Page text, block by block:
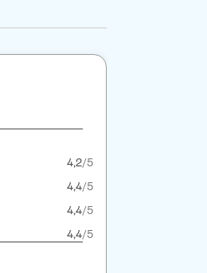
4,2/5
4,4/5
4,4/5
4,4/5